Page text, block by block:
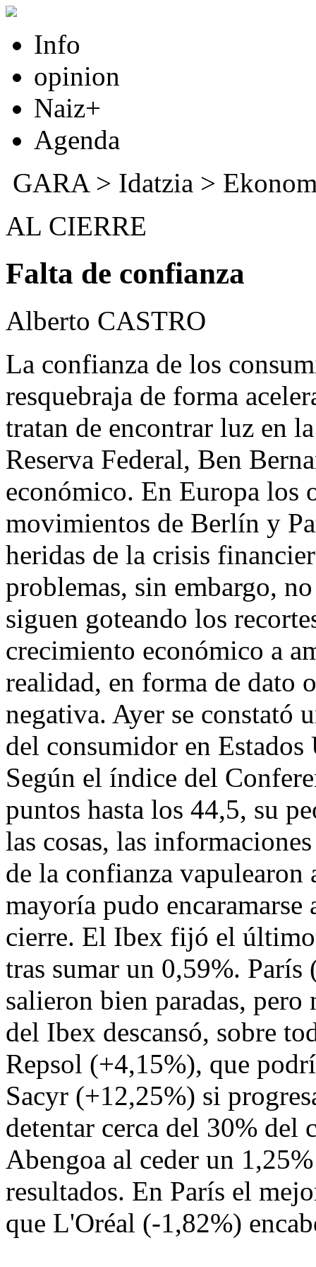
Info
opinion
Naiz+
Agenda
GARA> Idatzia >
AL CIERRE
Falta de confianza
Alberto CASTRO
La confianza de los
resquebraja de forma
tratan de encontrar luz en
Reserva Federal, Ben
económico. En Europa los
movimientos de Berlín y
heridas de la crisis
problemas, sin embargo,
siguen goteando los
crecimiento económico a
realidad, en forma de dato
negativa. Ayer se constató
del consumidor en Estados
Según el índice del
puntos hasta los 44,5, su
las cosas, las
de la confianza vapulearon
mayoría pudo encaramarse
cierre. El Ibex fijó el
tras sumar un 0,59%.
salieron bien paradas,
del Ibex descansó, sobre
Repsol (+4,15%), que
Sacyr (+12,25%) si
detentar cerca del 30% del
Abengoa al ceder un
resultados. En París el
que L'Oréal (-1,82%)